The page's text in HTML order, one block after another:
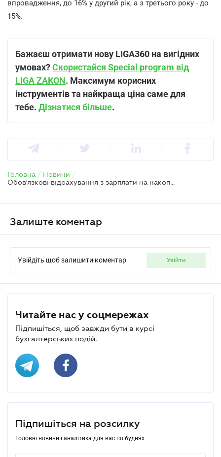
впровадження, до 16% у другий рік, а з третього року - до
15%.
Бажаєш отримати нову LIGA360 на вигідних
умовах?Скористайся Special program від
LIGA ZAKON. Максимум корисних
інструментів та найкраща ціна саме для
тебе. Дізнатися більше.
Головна / Новини /
Обов'язкові відрахування з зарплати на накопичувальну пенсію – буде чи ні
Залиште коментар
Увійдіть щоб залишити коментар увійти
Читайте нас у соцмережах
Підпишіться, щоб завжди бути в курсі
бухгалтерських подій.
Підпишіться на розсилку
Головні новини і аналітика для вас по буднях